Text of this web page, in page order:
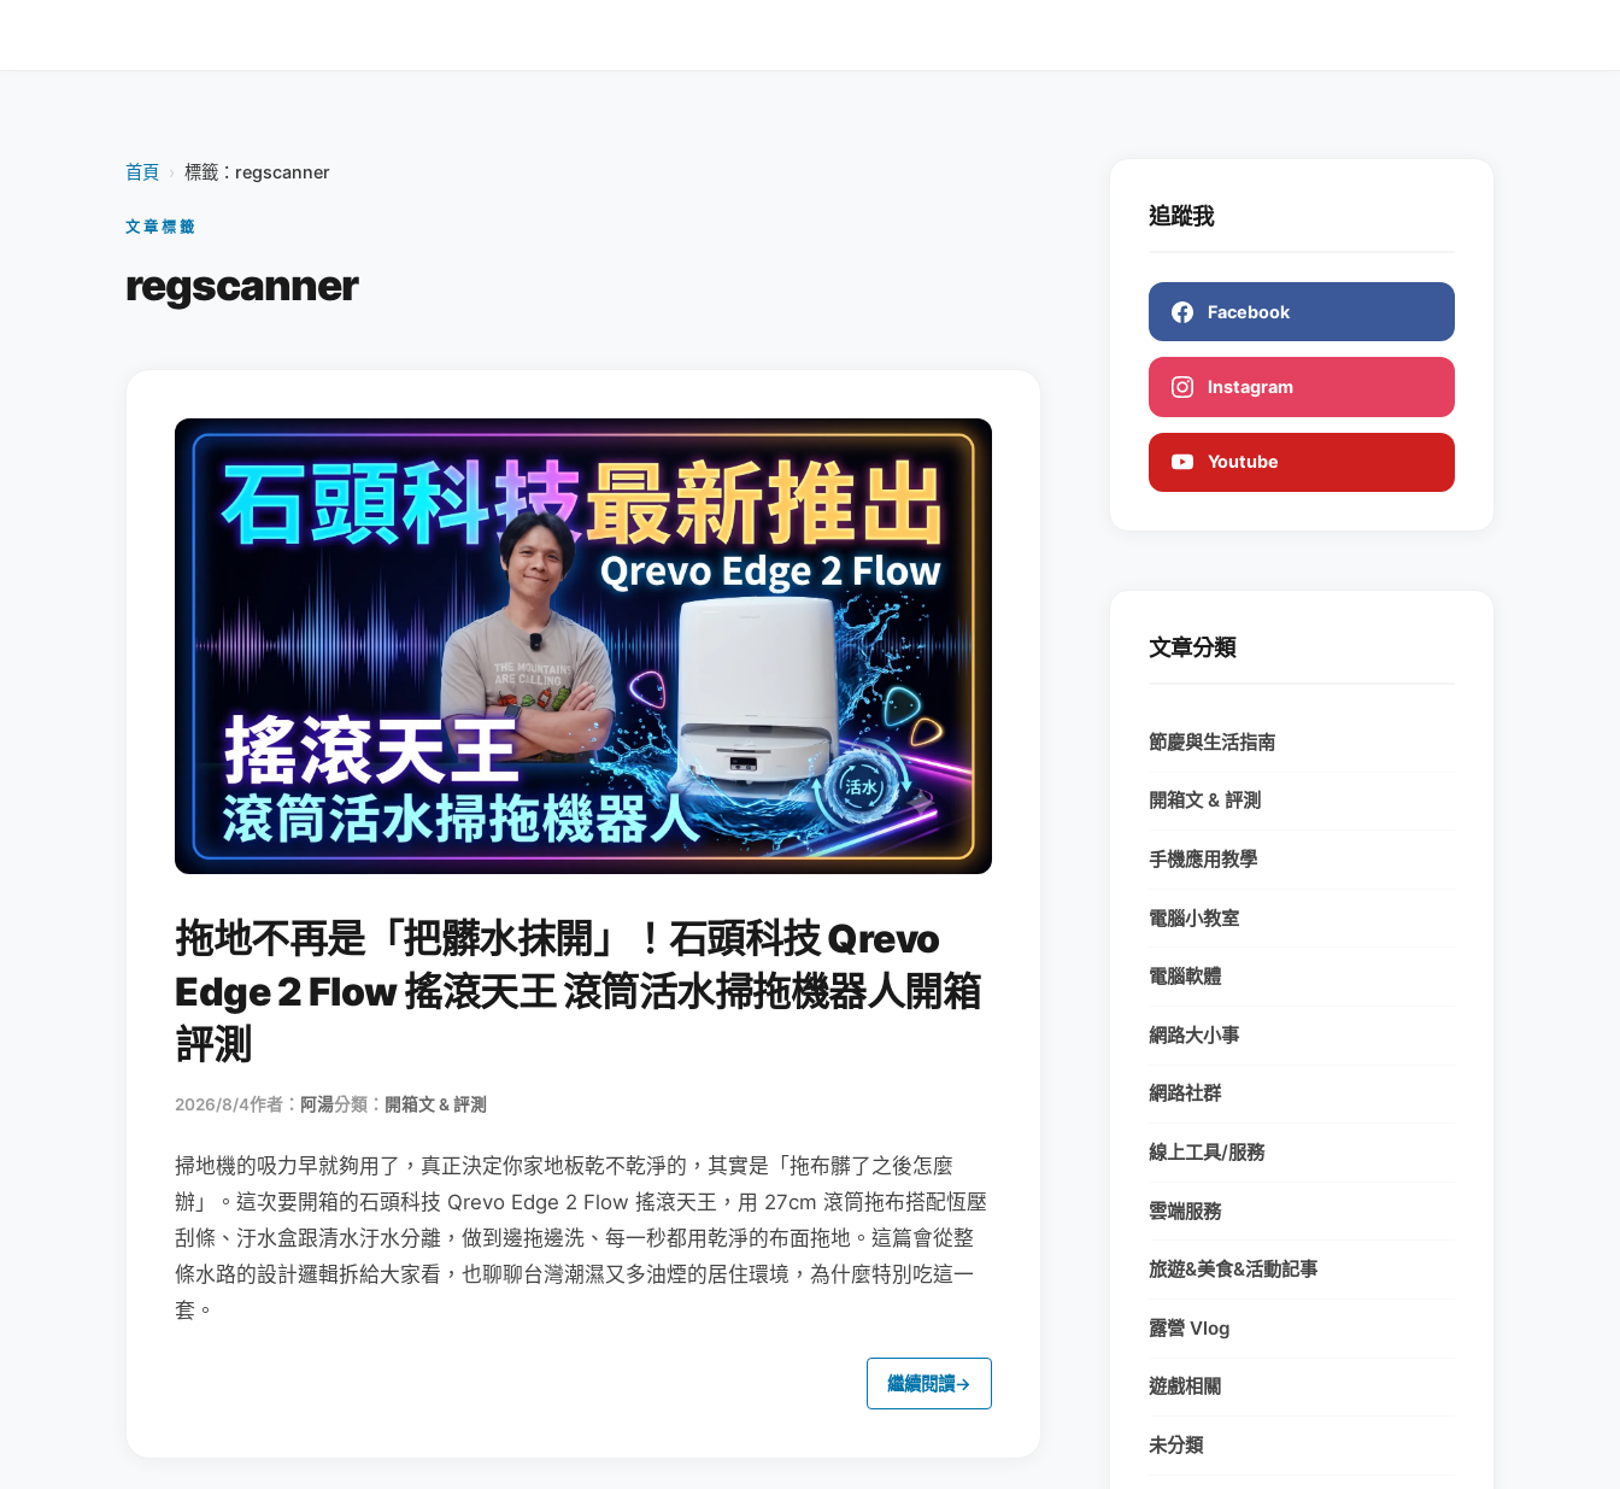
首頁 › 標籤：regscanner
文章標籤
regscanner
拖地不再是「把髒水抹開」！石頭科技 Qrevo
Edge 2 Flow 搖滾天王 滾筒活水掃拖機器人開箱
評測
2026/8/4作者： 阿湯分類： 開箱文 & 評測
掃地機的吸力早就夠用了，真正決定你家地板乾不乾淨的，其實是「拖布髒了之後怎麼
辦」。這次要開箱的石頭科技 Qrevo Edge 2 Flow 搖滾天王，用 27cm 滾筒拖布搭配恆壓
刮條、汙水盒跟清水汙水分離，做到邊拖邊洗、每一秒都用乾淨的布面拖地。這篇會從整
條水路的設計邏輯拆給大家看，也聊聊台灣潮濕又多油煙的居住環境，為什麼特別吃這一
套。
繼續閱讀→
追蹤我
Facebook
Instagram
Youtube
文章分類
節慶與生活指南
開箱文 & 評測
手機應用教學
電腦小教室
電腦軟體
網路大小事
網路社群
線上工具/服務
雲端服務
旅遊&美食&活動記事
露營 Vlog
遊戲相關
未分類